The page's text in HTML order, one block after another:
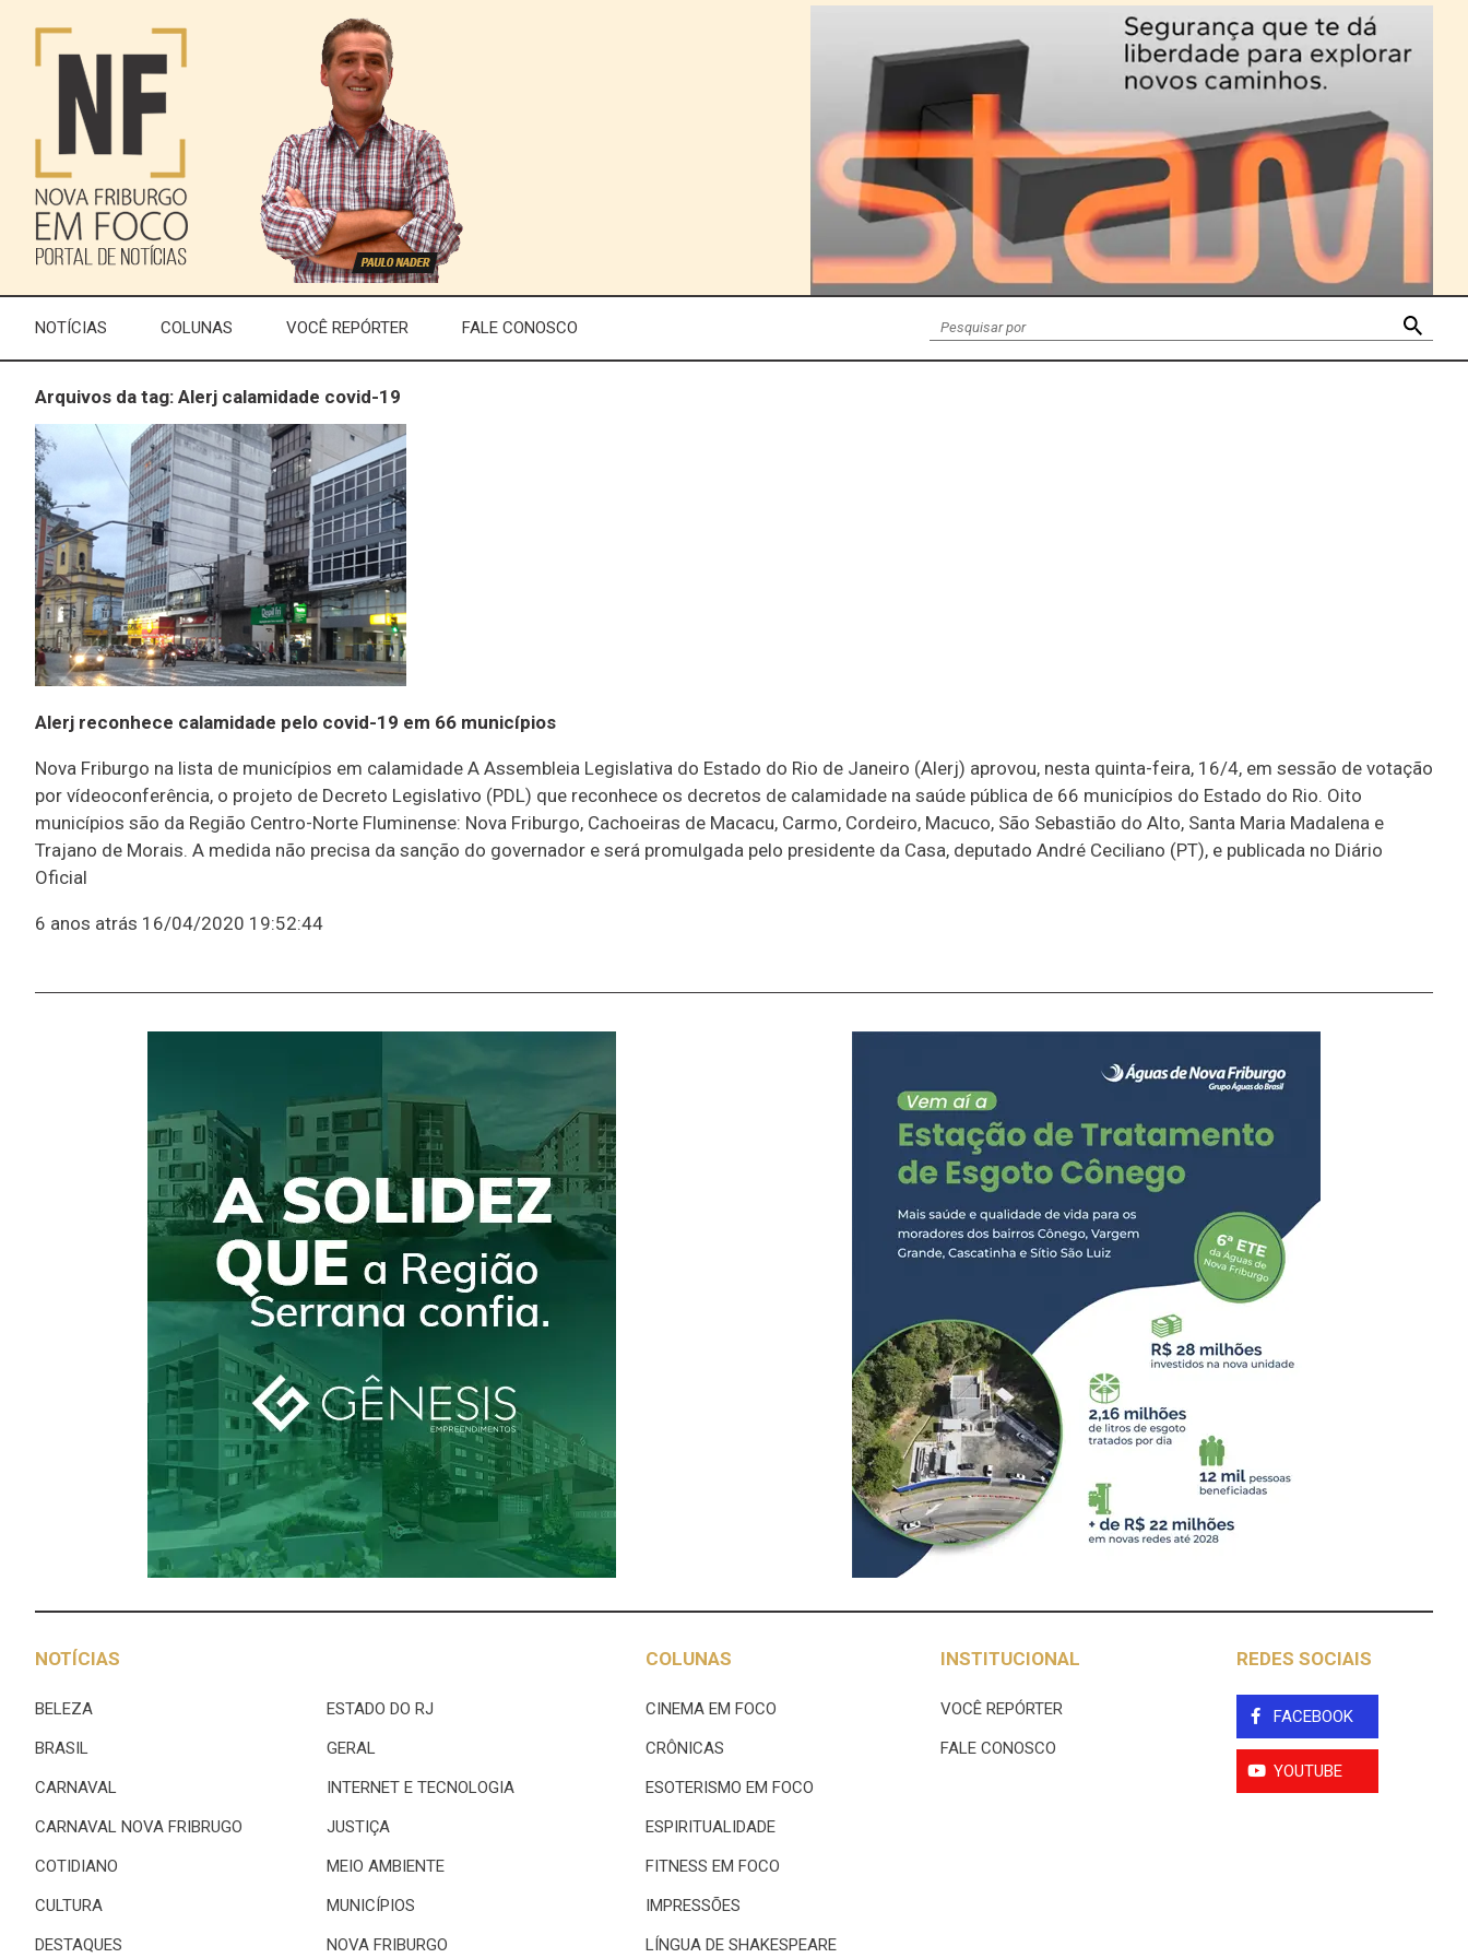
NOTÍCIAS COLUNAS VOCÊ REPÓRTER FALE CONOSCO
Arquivos da tag: Alerj calamidade covid-19
Alerj reconhece calamidade pelo covid-19 em 66 municípios
Nova Friburgo na lista de municípios em calamidade A Assembleia Legislativa do Estado do Rio de Janeiro (Alerj) aprovou, nesta quinta-feira, 16/4, em sessão de votação
por vídeoconferência, o projeto de Decreto Legislativo (PDL) que reconhece os decretos de calamidade na saúde pública de 66 municípios do Estado do Rio. Oito
municípios são da Região Centro-Norte Fluminense: Nova Friburgo, Cachoeiras de Macacu, Carmo, Cordeiro, Macuco, São Sebastião do Alto, Santa Maria Madalena e
Trajano de Morais. A medida não precisa da sanção do governador e será promulgada pelo presidente da Casa, deputado André Ceciliano (PT), e publicada no Diário
Oficial
6 anos atrás 16/04/2020 19:52:44
NOTÍCIAS
BELEZA
BRASIL
CARNAVAL
CARNAVAL NOVA FRIBRUGO
COTIDIANO
CULTURA
DESTAQUES
ESTADO DO RJ
GERAL
INTERNET E TECNOLOGIA
JUSTIÇA
MEIO AMBIENTE
MUNICÍPIOS
NOVA FRIBURGO
COLUNAS
CINEMA EM FOCO
CRÔNICAS
ESOTERISMO EM FOCO
ESPIRITUALIDADE
FITNESS EM FOCO
IMPRESSÕES
LÍNGUA DE SHAKESPEARE
INSTITUCIONAL
VOCÊ REPÓRTER
FALE CONOSCO
REDES SOCIAIS
FACEBOOK
YOUTUBE